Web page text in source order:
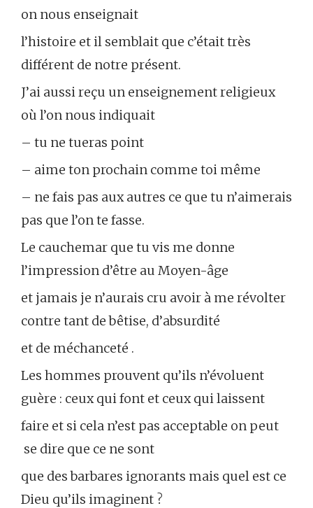
on nous enseignait
l’histoire et il semblait que c’était très
différent de notre présent.
J’ai aussi reçu un enseignement religieux
où l’on nous indiquait
– tu ne tueras point
– aime ton prochain comme toi même
– ne fais pas aux autres ce que tu n’aimerais
pas que l’on te fasse.
Le cauchemar que tu vis me donne
l’impression d’être au Moyen-âge
et jamais je n’aurais cru avoir à me révolter
contre tant de bêtise, d’absurdité
et de méchanceté .
Les hommes prouvent qu’ils n’évoluent
guère : ceux qui font et ceux qui laissent
faire et si cela n’est pas acceptable on peut
se dire que ce ne sont
que des barbares ignorants mais quel est ce
Dieu qu’ils imaginent ?